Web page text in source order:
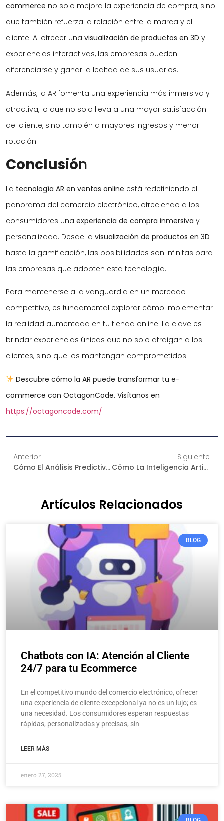
commerce no solo mejora la experiencia de compra, sino
que también refuerza la relación entre la marca y el
cliente. Al ofrecer una visualización de productos en 3D y
experiencias interactivas, las empresas pueden
diferenciarse y ganar la lealtad de sus usuarios.
Además, la AR fomenta una experiencia más inmersiva y
atractiva, lo que no solo lleva a una mayor satisfacción
del cliente, sino también a mayores ingresos y menor
rotación.
Conclusión
La tecnología AR en ventas online está redefiniendo el
panorama del comercio electrónico, ofreciendo a los
consumidores una experiencia de compra inmersiva y
personalizada. Desde la visualización de productos en 3D
hasta la gamificación, las posibilidades son infinitas para
las empresas que adopten esta tecnología.
Para mantenerse a la vanguardia en un mercado
competitivo, es fundamental explorar cómo implementar
la realidad aumentada en tu tienda online. La clave es
brindar experiencias únicas que no solo atraigan a los
clientes, sino que los mantengan comprometidos.
Descubre cómo la AR puede transformar tu e-
commerce con OctagonCode. Visítanos en
https://octagoncode.com/
Anterior
Cómo El Análisis Predictivo Puede Optimizar Tu Estrategia De Ventas Online
Siguiente
Cómo La Inteligencia Artificial Transformará Tus Compras Online En 2025
Artículos Relacionados
BLOG
Chatbots con IA: Atención al Cliente
24/7 para tu Ecommerce
En el competitivo mundo del comercio electrónico, ofrecer
una experiencia de cliente excepcional ya no es un lujo; es
una necesidad. Los consumidores esperan respuestas
rápidas, personalizadas y precisas, sin
LEER MÁS
enero 27, 2025